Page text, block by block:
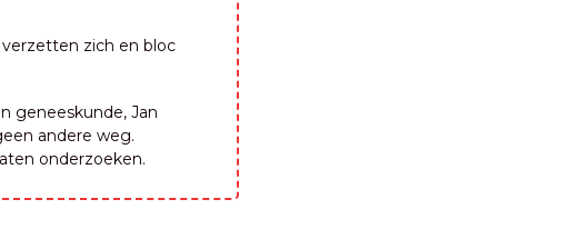
zich en bloc
geneeskunde, Jan
andere weg.
onderzoeken.